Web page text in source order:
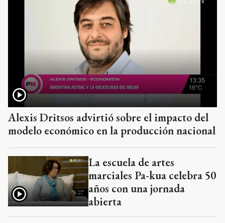
Alexis Dritsos advirtió sobre el impacto del
modelo económico en la producción nacional
La escuela de artes
marciales Pa-kua celebra 50
años con una jornada
abierta